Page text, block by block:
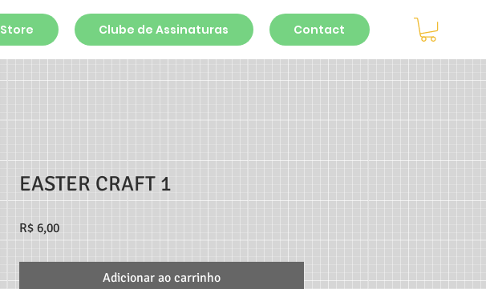
Store Clube de Assinaturas Contact
EASTER CRAFT 1
R$ 6,00Preço
Adicionar ao carrinho